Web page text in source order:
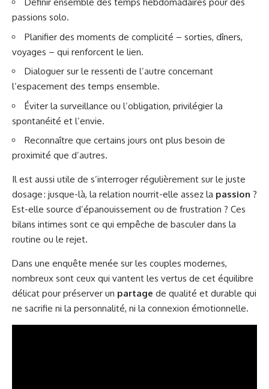
passions solo.
Planifier des moments de complicité – sorties, dîners,
voyages – qui renforcent le lien.
Dialoguer sur le ressenti de l’autre concernant
l’espacement des temps ensemble.
Éviter la surveillance ou l’obligation, privilégier la
spontanéité et l’envie.
Reconnaître que certains jours ont plus besoin de
proximité que d’autres.
Il est aussi utile de s’interroger régulièrement sur le juste
dosage : jusque-là, la relation nourrit-elle assez la passion ?
Est-elle source d’épanouissement ou de frustration ? Ces
bilans intimes sont ce qui empêche de basculer dans la
routine ou le rejet.
Dans une enquête menée sur les couples modernes,
nombreux sont ceux qui vantent les vertus de cet équilibre
délicat pour préserver un partage de qualité et durable qui
ne sacrifie ni la personnalité, ni la connexion émotionnelle.